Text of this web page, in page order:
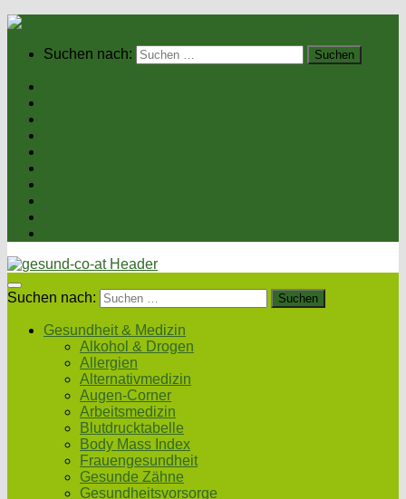
Suchen nach:
Suchen nach:
Gesundheit & Medizin
Alkohol & Drogen
Allergien
Alternativmedizin
Augen-Corner
Arbeitsmedizin
Blutdrucktabelle
Body Mass Index
Frauengesundheit
Gesunde Zähne
Gesundheitsvorsorge